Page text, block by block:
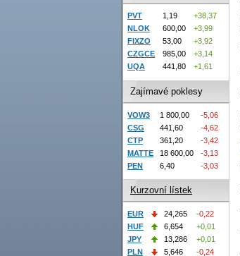
PVT 1,19
+38,37
NLOK
600,00
+3,99
FIXZO
53,00
+3,92
CZGCE
985,00
+3,14
UQA
441,80 +1,61
Zajímavé poklesy
VOW3 1 800,00
-5,06
CSG
441,60
-4,62
CTP
361,20
-3,42
MATTE
18 600,00
-3,13
PEN
6,40 -3,03
Kurzovní lístek
EUR 24,265
-0,22
HUF
6,654
+0,01
JPY
13,286
+0,01
PLN
5,646
-0,24